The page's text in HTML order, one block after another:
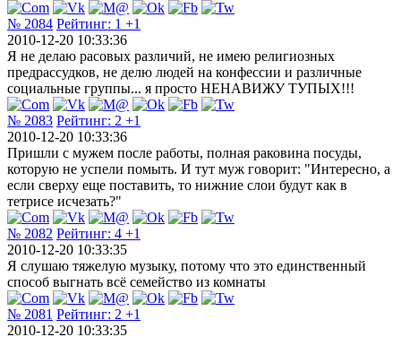
№ 2084 Рейтинг: 1 +1
2010-12-20 10:33:36
Я не делаю расовых различий, не имею религиозных
предрассудков, не делю людей на конфессии и различные
социальные группы... я просто НЕНАВИЖУ ТУПЫХ!!!
№ 2083 Рейтинг: 2 +1
2010-12-20 10:33:36
Пришли с мужем после работы, полная раковина посуды,
которую не успели помыть. И тут муж говорит: "Интересно, а
если сверху еще поставить, то нижние слои будут как в
тетрисе исчезать?"
№ 2082 Рейтинг: 4 +1
2010-12-20 10:33:35
Я слушаю тяжелую музыку, потому что это единственный
способ выгнать всё семейство из комнаты
№ 2081 Рейтинг: 2 +1
2010-12-20 10:33:35